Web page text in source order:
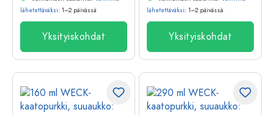
lähetettäväksi: 1–2 päivässä
Yksityiskohdat
lähetettäväksi: 1–2 päivässä
Yksityiskohdat